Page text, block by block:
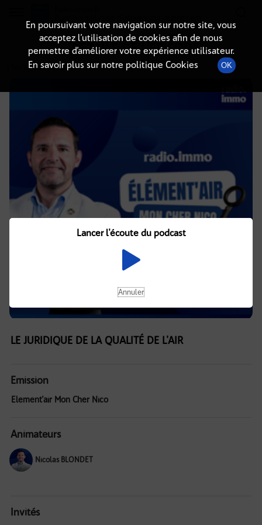
DÉTAILS DE L'ÉPISODE
5 février 2026à 8h02 , durée : 22 minutes
LE JURIDIQUE DE LA QUALITÉ DE L'AIR
Emission
Element'air Mon Cher Nico
Animateurs
Nicolas BLONDET
Invités
En poursuivant votre navigation sur notre site, vous
acceptez l’utilisation de cookies afin de nous
permettre d’améliorer votre expérience utilisateur.
En savoir plus sur notre politique Cookies
OK
Lancer l'écoute du podcast
Annuler